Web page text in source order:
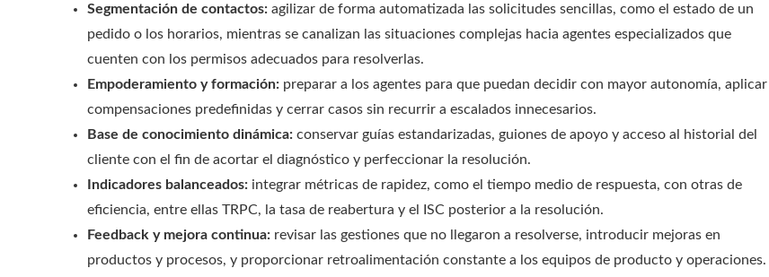
Segmentación de contactos: agilizar de forma automatizada las solicitudes sencillas, como el estado de un
pedido o los horarios, mientras se canalizan las situaciones complejas hacia agentes especializados que
cuenten con los permisos adecuados para resolverlas.
Empoderamiento y formación: preparar a los agentes para que puedan decidir con mayor autonomía, aplicar
compensaciones predefinidas y cerrar casos sin recurrir a escalados innecesarios.
Base de conocimiento dinámica: conservar guías estandarizadas, guiones de apoyo y acceso al historial del
cliente con el fin de acortar el diagnóstico y perfeccionar la resolución.
Indicadores balanceados: integrar métricas de rapidez, como el tiempo medio de respuesta, con otras de
eficiencia, entre ellas TRPC, la tasa de reabertura y el ISC posterior a la resolución.
Feedback y mejora continua: revisar las gestiones que no llegaron a resolverse, introducir mejoras en
productos y procesos, y proporcionar retroalimentación constante a los equipos de producto y operaciones.